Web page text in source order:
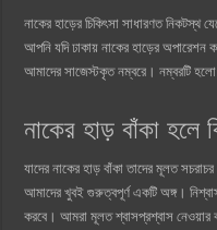
নাকের হাড়ের চিকিৎসা সাধারণত নিকটস্থ
আপনি যদি ঢাকায় নাকের হাড়ের অপারেশন
আমাদের সাজেস্টকৃত নম্বরে। নম্বরটি
নাকের হাড় বাঁকা হলে
যাদের নাকের হাড় বাঁকা তাদের মূলত
আমাদের খুবই গুরুত্বপূর্ণ একটি অঙ্গ।
করবে। আমরা মূলত শ্বাসপ্রশ্বাস নেওয়ার